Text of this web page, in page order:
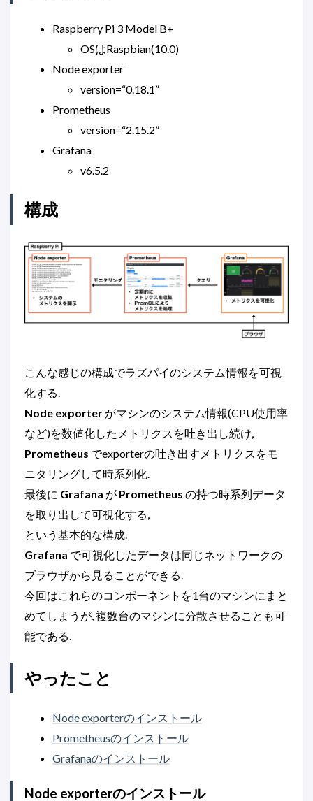
Raspberry Pi 3 Model B+
OSはRaspbian(10.0)
Node exporter
version=“0.18.1”
Prometheus
version=“2.15.2”
Grafana
v6.5.2
構成
こんな感じの構成でラズパイのシステム情報を可視
化する.
Node exporter がマシンのシステム情報(CPU使用率
など)を数値化したメトリクスを吐き出し続け,
Prometheus でexporterの吐き出すメトリクスをモ
ニタリングして時系列化.
最後に Grafana が Prometheus の持つ時系列データ
を取り出して可視化する,
という基本的な構成.
Grafana で可視化したデータは同じネットワークの
ブラウザから見ることができる.
今回はこれらのコンポーネントを1台のマシンにまと
めてしまうが, 複数台のマシンに分散させることも可
能である.
やったこと
Node exporterのインストール
Prometheusのインストール
Grafanaのインストール
Node exporterのインストール